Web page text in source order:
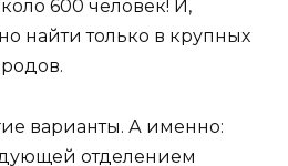
600 человек! И,
найти только в крупных
варианты. А именно:
отделением